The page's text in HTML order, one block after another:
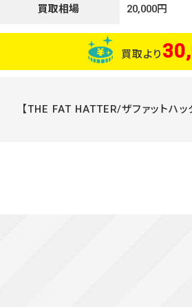
買取相場 20,000円
買取より
【THE FAT HATTER/ザファットハッ